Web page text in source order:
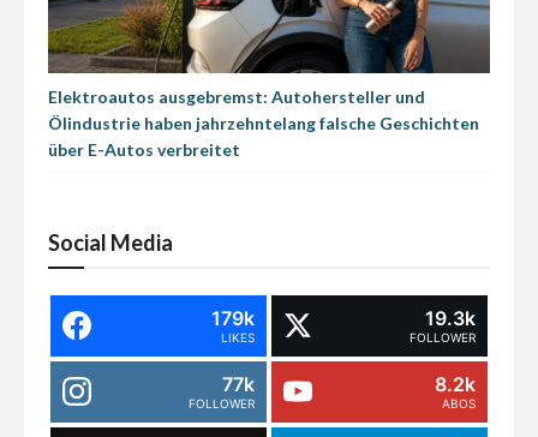
Elektroautos ausgebremst: Autohersteller und
Ölindustrie haben jahrzehntelang falsche Geschichten
über E-Autos verbreitet
Social Media
179k
LIKES
19.3k
FOLLOWER
77k
FOLLOWER
8.2k
ABOS